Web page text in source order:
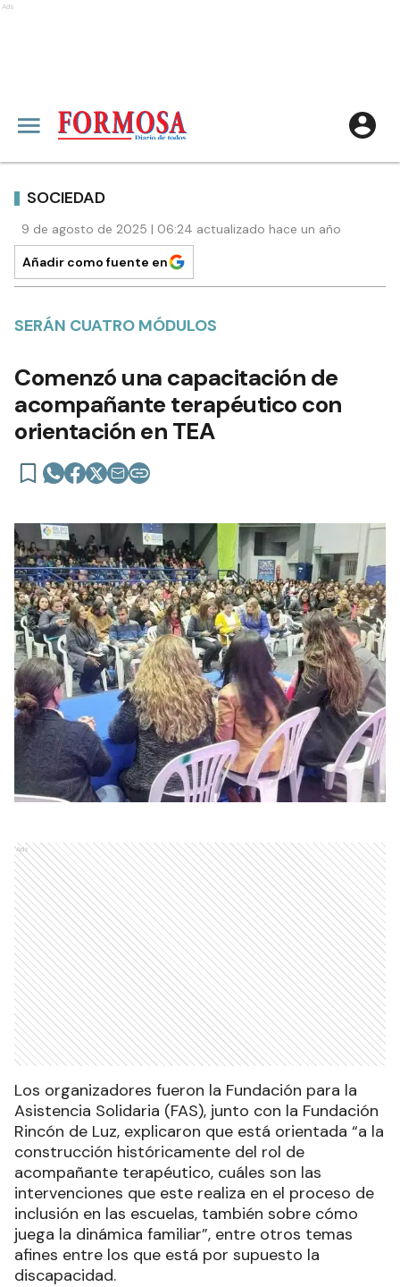
Ads
SOCIEDAD
9 de agosto de 2025 | 06:24 actualizado hace un año
Añadir como fuente en
SERÁN CUATRO MÓDULOS
Comenzó una capacitación de
acompañante terapéutico con
orientación en TEA
Ads
Los organizadores fueron la Fundación para la
Asistencia Solidaria (FAS), junto con la Fundación
Rincón de Luz, explicaron que está orientada “a la
construcción históricamente del rol de
acompañante terapéutico, cuáles son las
intervenciones que este realiza en el proceso de
inclusión en las escuelas, también sobre cómo
juega la dinámica familiar”, entre otros temas
afines entre los que está por supuesto la
discapacidad.